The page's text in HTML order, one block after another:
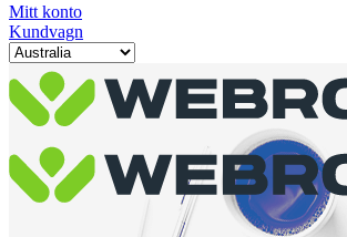
Mitt konto
Kundvagn